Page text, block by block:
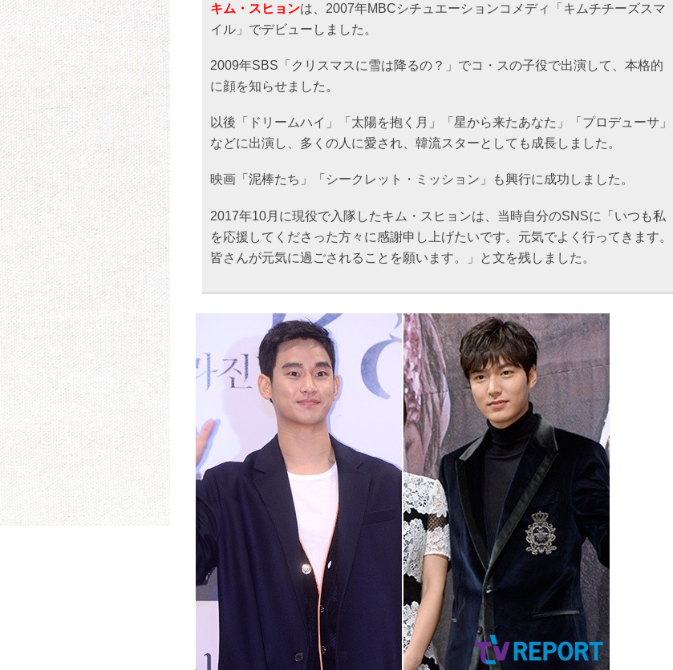
キム・スヒョンは、2007年MBCシチュエーションコメディ「キムチチーズスマ
イル」でデビューしました。
2009年SBS「クリスマスに雪は降るの？」でコ・スの子役で出演して、本格的
に顔を知らせました。
以後「ドリームハイ」「太陽を抱く月」「星から来たあなた」「プロデューサ」
などに出演し、多くの人に愛され、韓流スターとしても成長しました。
映画「泥棒たち」「シークレット・ミッション」も興行に成功しました。
2017年10月に現役で入隊したキム・スヒョンは、当時自分のSNSに「いつも私
を応援してくださった方々に感謝申し上げたいです。元気でよく行ってきます。
皆さんが元気に過ごされることを願います。」と文を残しました。